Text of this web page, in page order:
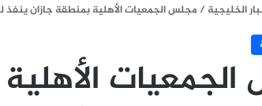
الخليجية/مجلس الجمعيات الأهلية بمنطقة جازان ينفذ